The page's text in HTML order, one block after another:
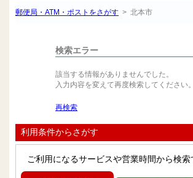
郵便局・ATM・ポストをさがす > 北本市
検索エラー
該当する情報がありませんでした。
入力内容を変えて再度検索してください。
再検索
利用条件からさがす
ご利用になるサービスや営業時間から検索